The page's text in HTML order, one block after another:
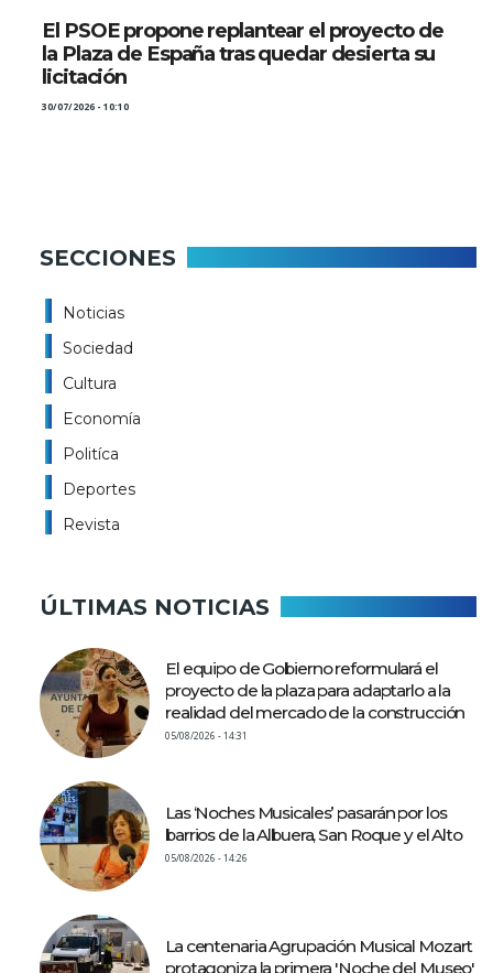
El PSOE propone replantear el proyecto de
la Plaza de España tras quedar desierta su
licitación
30/07/2026 - 10:10
SECCIONES
Noticias
Sociedad
Cultura
Economía
Politíca
Deportes
Revista
ÚLTIMAS NOTICIAS
El equipo de Gobierno reformulará el
proyecto de la plaza para adaptarlo a la
realidad del mercado de la construcción
05/08/2026 - 14:31
Las ‘Noches Musicales’ pasarán por los
barrios de la Albuera, San Roque y el Alto
05/08/2026 - 14:26
La centenaria Agrupación Musical Mozart
protagoniza la primera 'Noche del Museo'